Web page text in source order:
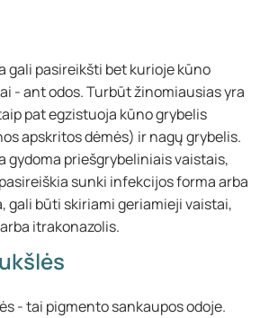
gali pasireikšti bet kurioje kūno
- ant odos. Turbūt žinomiausias yra
pat egzistuoja kūno grybelis
apskritos dėmės) ir nagų grybelis.
gydoma priešgrybeliniais vaistais,
sunki infekcijos forma arba
gali būti skiriami geriamieji vaistai,
itrakonazolis.
- tai pigmento sankaupos odoje.